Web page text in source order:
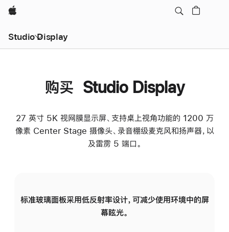
Apple
Studio Display
购买 Studio Display
27 英寸 5K 视网膜显示屏、支持桌上视角功能的 1200 万
像素 Center Stage 摄像头、录音棚级麦克风和扬声器，以
及雷雳 5 端口。
标准玻璃面板采用低反射率设计，可减少使用环境中的屏
幕眩光。